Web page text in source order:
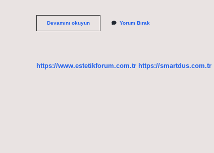
Devamını okuyunSinekler
Kaç
Yorum Bırak
https://www.estetikforum.com.tr https://smartdus.com.tr